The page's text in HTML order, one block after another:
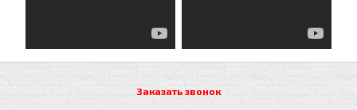
Заказать звонок